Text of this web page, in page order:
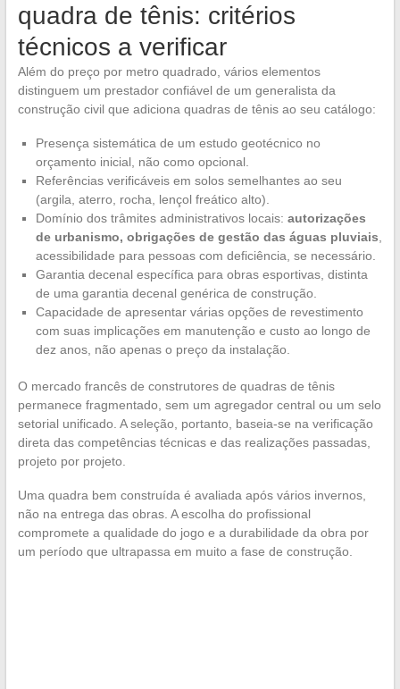
quadra de tênis: critérios
técnicos a verificar
Além do preço por metro quadrado, vários elementos
distinguem um prestador confiável de um generalista da
construção civil que adiciona quadras de tênis ao seu catálogo:
Presença sistemática de um estudo geotécnico no
orçamento inicial, não como opcional.
Referências verificáveis em solos semelhantes ao seu
(argila, aterro, rocha, lençol freático alto).
Domínio dos trâmites administrativos locais: autorizações
de urbanismo, obrigações de gestão das águas pluviais,
acessibilidade para pessoas com deficiência, se necessário.
Garantia decenal específica para obras esportivas, distinta
de uma garantia decenal genérica de construção.
Capacidade de apresentar várias opções de revestimento
com suas implicações em manutenção e custo ao longo de
dez anos, não apenas o preço da instalação.
O mercado francês de construtores de quadras de tênis
permanece fragmentado, sem um agregador central ou um selo
setorial unificado. A seleção, portanto, baseia-se na verificação
direta das competências técnicas e das realizações passadas,
projeto por projeto.
Uma quadra bem construída é avaliada após vários invernos,
não na entrega das obras. A escolha do profissional
compromete a qualidade do jogo e a durabilidade da obra por
um período que ultrapassa em muito a fase de construção.